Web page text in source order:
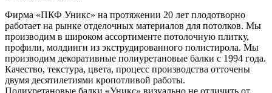
Фирма «ПКФ Уникс» на протяжении 20 лет плодотворно
работает на рынке отделочных материалов для потолков. Мы
производим в широком ассортименте потолочную плитку,
профили, молдинги из экструдированного полистирола. Мы
производим декоративные полиуретановые балки с 1994 года.
Качество, текстура, цвета, процесс производства отточены
двумя десятилетиями кропотливой работы.
Полиуретановые балки «Уникс» визуально не отличить от